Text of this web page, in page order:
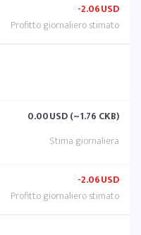
-2.06USD
0.00USD (~1.76 CKB)
-2.06USD